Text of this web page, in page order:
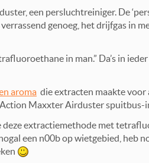
een persluchtreiniger. De
genoeg, het drijfgas in
in man.” Da’s in
aroma die extracten maakte
Maxxter Airduster spuitbus-
extractiemethode met
een n00b op wietgebied, heb